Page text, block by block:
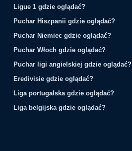
Ligue 1 gdzie oglądać?
Puchar Hiszpanii gdzie oglądać?
Puchar Niemiec gdzie oglądać?
Puchar Włoch gdzie oglądać?
Puchar ligi angielskiej gdzie oglądać?
Eredivisie gdzie oglądać?
Liga portugalska gdzie oglądać?
Liga belgijska gdzie oglądać?